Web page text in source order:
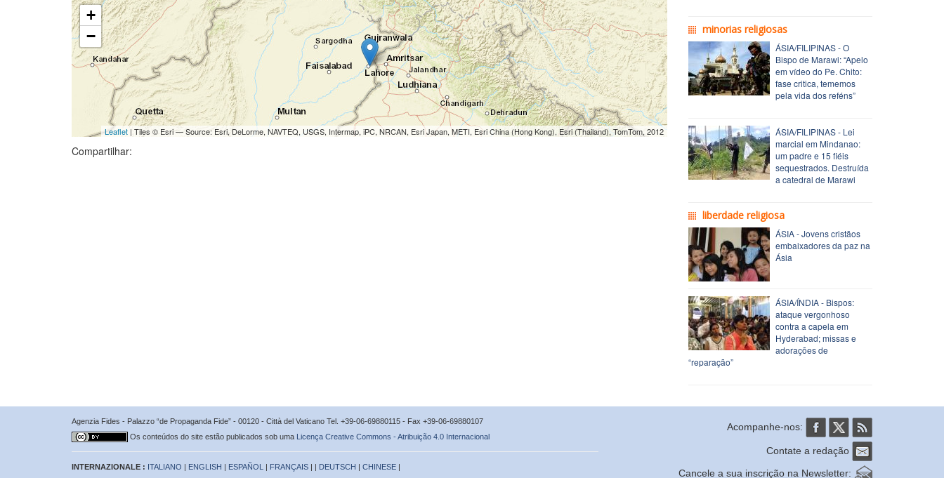
+
−
Leaflet| Tiles © Esri — Source: Esri, DeLorme, NAVTEQ, USGS, Intermap, iPC, NRCAN, Esri Japan, METI, Esri China (Hong Kong), Esri (Thailand), TomTom, 2012
Compartilhar:
minorias religiosas
ÁSIA/FILIPINAS - O
Bispo de Marawi: “Apelo
em vídeo do Pe. Chito:
fase critica, tememos
pela vida dos reféns”
ÁSIA/FILIPINAS - Lei
marcial em Mindanao:
um padre e 15 fiéis
sequestrados. Destruída
a catedral de Marawi
liberdade religiosa
ÁSIA - Jovens cristãos
embaixadores da paz na
Ásia
ÁSIA/ÍNDIA - Bispos:
ataque vergonhoso
contra a capela em
Hyderabad; missas e
adorações de
“reparação”
Agenzia Fides - Palazzo “de Propaganda Fide” - 00120 - Città del Vaticano Tel. +39-06-69880115 - Fax +39-06-69880107
Os conteúdos do site estão publicados sob uma Licença Creative Commons - Atribuição 4.0 Internacional
INTERNAZIONALE : ITALIANO | ENGLISH | ESPAÑOL | FRANÇAIS | | DEUTSCH | CHINESE |
Acompanhe-nos:
Contate a redação
Cancele a sua inscrição na Newsletter: